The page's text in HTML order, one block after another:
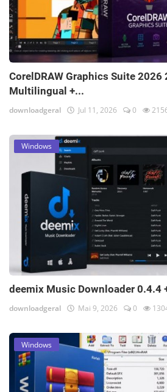
CorelDRAW Graphics Suite 2026
Multilingual +...
downloadgeral Jul 11, 2026 0
Windows
deemix Music Downloader 0.4.4
downloadgeral Mai 9, 2026 0
Windows